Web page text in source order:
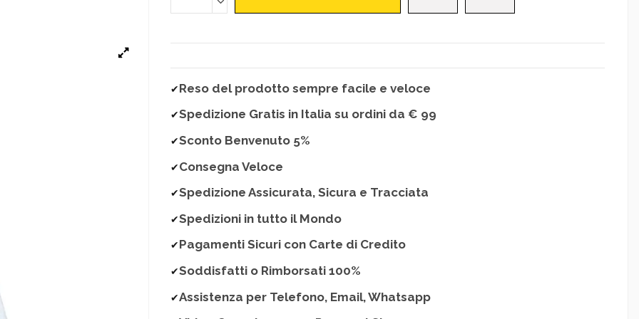
✔Reso del prodotto sempre facile e veloce
✔Spedizione Gratis in Italia su ordini da € 99
✔Sconto Benvenuto 5%
✔Consegna Veloce
✔Spedizione Assicurata, Sicura e Tracciata
✔Spedizioni in tutto il Mondo
✔Pagamenti Sicuri con Carte di Credito
✔Soddisfatti o Rimborsati 100%
✔Assistenza per Telefono, Email, Whatsapp